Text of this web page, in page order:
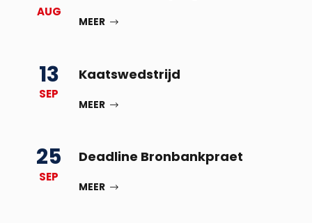
AUG
MEER
13
SEP
Kaatswedstrijd
MEER
25
SEP
Deadline Bronbankpraet
MEER